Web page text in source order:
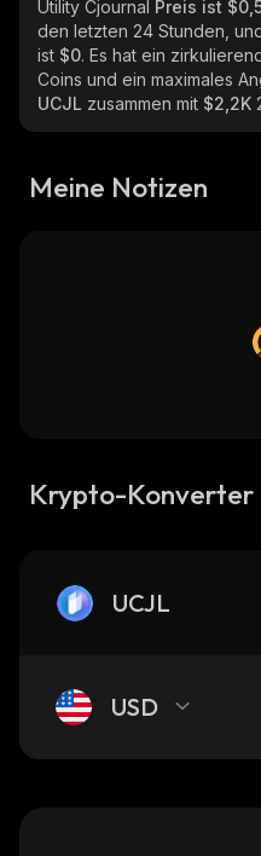
Utility Cjournal Preis ist
den letzten 24 Stunden,
ist $0. Es hat ein
Coins und ein maximales
UCJL zusammen mit $2,2K
Meine Notizen
Krypto-Konverter
UCJL
USD